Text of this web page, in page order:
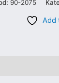
90-2075
Add